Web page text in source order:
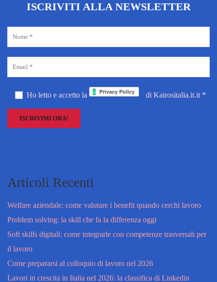
ISCRIVITI ALLA NEWSLETTER
Ho letto e accetto la di Kairositalia.it.it *
Articoli Recenti
Welfare aziendale: come valutare i benefit quando cerchi lavoro
Problem solving: la skill che fa la differenza oggi
Soft skills digitali: come integrarle con competenze trasversali per
il lavoro
Come prepararsi al colloquio di lavoro nel 2026
Lavori in crescita in Italia nel 2026: la classifica di Linkedin